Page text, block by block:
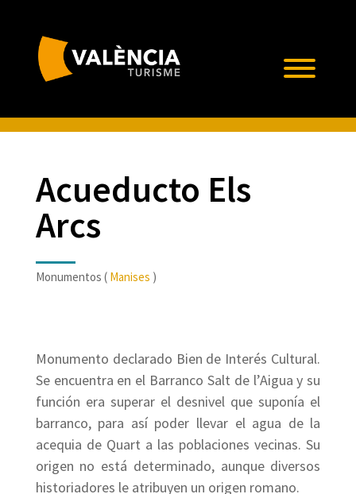
Acueducto Els
Arcs
Monumentos ( Manises )
Monumento declarado Bien de Interés Cultural.
Se encuentra en el Barranco Salt de l’Aigua y su
función era superar el desnivel que suponía el
barranco, para así poder llevar el agua de la
acequia de Quart a las poblaciones vecinas. Su
origen no está determinado, aunque diversos
historiadores le atribuyen un origen romano.